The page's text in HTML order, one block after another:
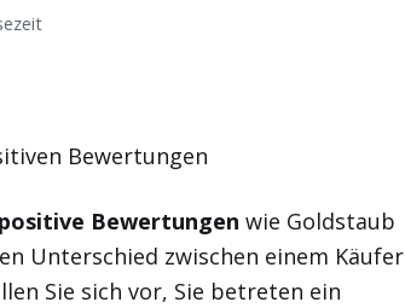
positive Bewertungen wie Goldstaub
Unterschied zwischen einem Käufer
Sie sich vor, Sie betreten ein